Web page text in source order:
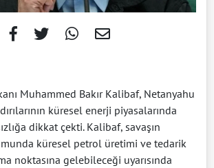
Muhammed Bakır Kalibaf, Netanyahu
küresel enerji piyasalarında
dikkat çekti. Kalibaf, savaşın
küresel petrol üretimi ve tedarik
noktasına gelebileceği uyarısında